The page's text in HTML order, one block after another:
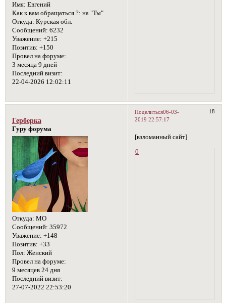
Имя: Евгений
Как к вам обращаться ?: на "Ты"
Откуда: Курская обл.
Сообщений: 6232
Уважение: +215
Позитив: +150
Провел на форуме:
3 месяца 9 дней
Последний визит:
22-04-2026 12:02:11
Поделиться 18
06-03-
2019 22:57:17
Герберка
Гуру форума
Откуда: МО
Сообщений: 35972
Уважение: +148
Позитив: +33
Пол: Женский
Провел на форуме:
9 месяцев 24 дня
Последний визит:
27-07-2022 22:53:20
[взломанный сайт]
0